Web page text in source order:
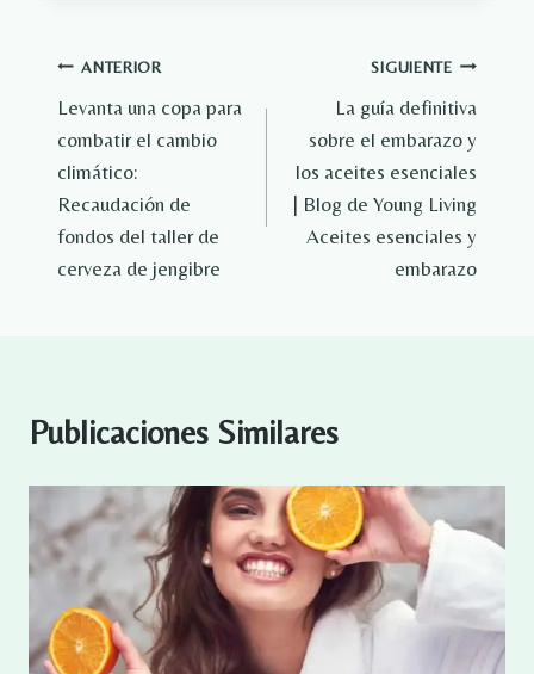
Navegación
de
entradas
ANTERIOR
Levanta una copa para
combatir el cambio
climático:
Recaudación de
fondos del taller de
cerveza de jengibre
SIGUIENTE
La guía definitiva
sobre el embarazo y
los aceites esenciales
| Blog de Young Living
Aceites esenciales y
embarazo
Publicaciones Similares